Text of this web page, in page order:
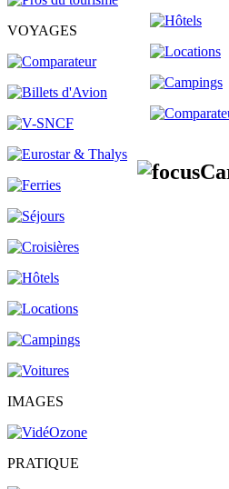
VOYAGES
IMAGES
PRATIQUE